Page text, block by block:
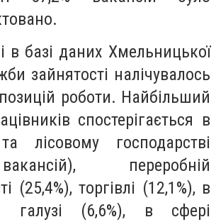
в базі даних Хмельницької
зайнятості налічувалось
роботи. Найбільший
спостерігається в
лісовому господарстві
переробній
(25,4%), торгівлі (12,1%), в
галузі (6,6%), в сфері